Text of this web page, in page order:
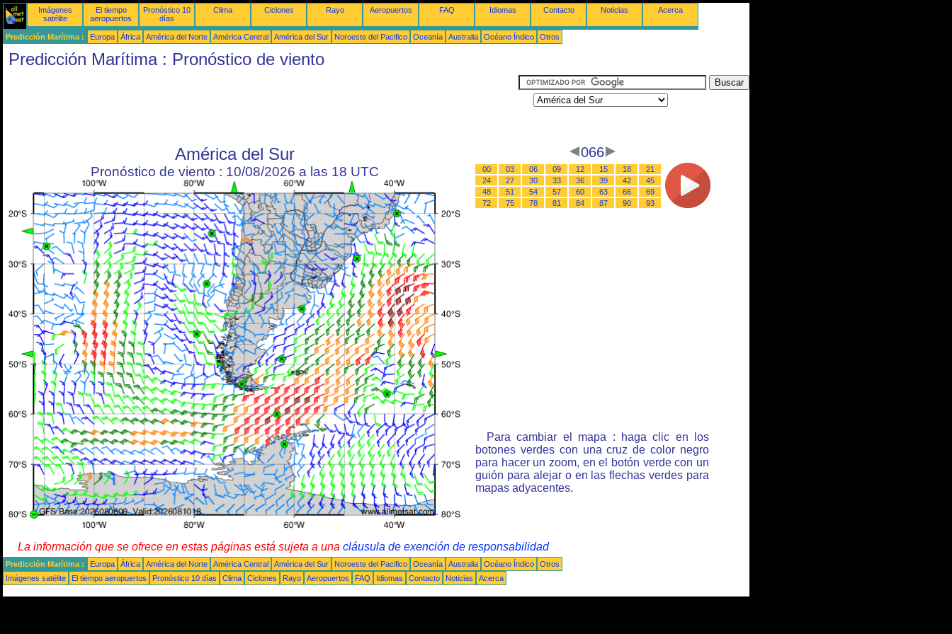
Imágenes
satélite
El tiempo
aeropuertos
Pronóstico 10
días
Clima Ciclones Rayo Aeropuertos FAQ Idiomas Contacto Noticias Acerca
Predicción Marítima : Europa África América del Norte América Central América del Sur Noroeste del Pacifico Oceanía Australia Océano Índico Otros
Predicción Marítima : Pronóstico de viento
América del Sur
Pronóstico de viento : 10/08/2026 a las 18 UTC
066
00 03 06 09 12 15 18
21
24
27 30 33 36 39 42
45
48
51 54 57 60 63 66
69
72
75 78 81 84 87 90 93
Para cambiar el mapa : haga clic en los
botones verdes con una cruz de color negro
para hacer un zoom, en el botón verde con un
guión para alejar o en las flechas verdes para
mapas adyacentes.
La información que se ofrece en estas páginas está sujeta a una cláusula de exención de responsabilidad
Predicción Marítima : Europa África América del Norte América Central América del Sur Noroeste del Pacifico Oceanía Australia Océano Índico
Otros
Imágenes satélite
El tiempo aeropuertos Pronóstico 10 días Clima Ciclones Rayo Aeropuertos FAQ Idiomas Contacto Noticias Acerca